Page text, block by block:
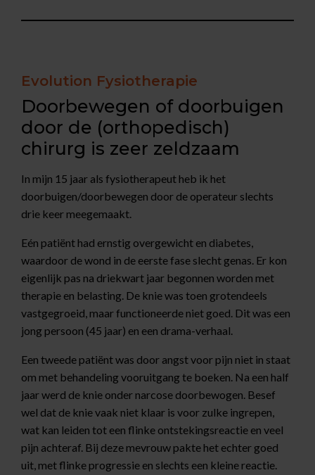
Evolution Fysiotherapie
Doorbewegen of doorbuigen
door de (orthopedisch)
chirurg is zeer zeldzaam
In mijn 15 jaar als fysiotherapeut heb ik het
doorbuigen/doorbewegen door de operateur slechts
drie keer meegemaakt.
Eén patiënt had ernstig overgewicht en diabetes,
waardoor de wond in de eerste fase slecht genas. Er kon
eigenlijk pas na driekwart jaar begonnen worden met
therapie en belasting. De knie was toen grotendeels
vastgegroeid, maar functioneerde niet goed. Dit was een
jong persoon (45 jaar) en een drama-verhaal.
Een tweede patiënt was door angst voor pijn niet in staat
om met behandeling vooruitgang te boeken. Na een half
jaar werd de knie onder narcose doorbewogen. Besef
wel dat de knie vaak niet klaar is voor zulke ingrepen,
wat kan leiden tot een flinke ontstekingsreactie en veel
pijn achteraf. Bij deze mevrouw pakte het echter goed
uit, met flinke progressie en slechts een kleine reactie.